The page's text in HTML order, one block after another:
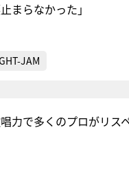
まらなかった」
JAM
力で多くのプロがリ